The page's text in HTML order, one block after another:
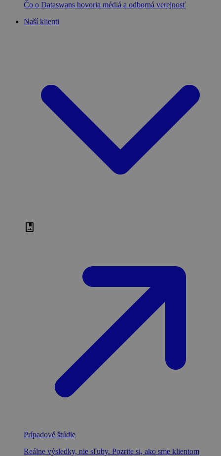
Čo o Dataswans hovoria médiá a odborná verejnosť
Naší klienti
Prípadové štúdie
Reálne výsledky, nie sľuby. Pozrite si, ako sme klientom